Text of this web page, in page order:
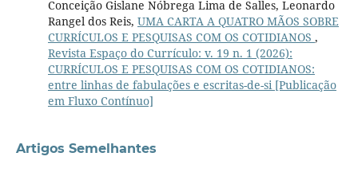
Conceição Gislane Nóbrega Lima de Salles, Leonardo
Rangel dos Reis, UMA CARTA A QUATRO MÃOS SOBRE
CURRÍCULOS E PESQUISAS COM OS COTIDIANOS ,
Revista Espaço do Currículo: v. 19 n. 1 (2026):
CURRÍCULOS E PESQUISAS COM OS COTIDIANOS:
entre linhas de fabulações e escritas-de-si [Publicação
em Fluxo Contínuo]
Artigos Semelhantes